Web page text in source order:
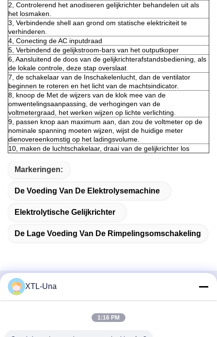
2, Controlerend het anodiseren gelijkrichter behandelen uit als
het losmaken.
3, Verbindende shell aan grond om statische elektriciteit te
verhinderen.
4, Conecting de AC inputdraad
5, Verbindend de gelijkstroom-bars van het outputkoper
6, Aansluitend de doos van de gelijkrichterafstandsbediening, als
de lokale controle, deze stap overslaat
7, de schakelaar van de Inschakelenlucht, dan de ventilator
beginnen te roteren en het licht van de machtsindicator.
8, knoop de Met de wijzers van de klok mee van de
omwentelingsaanpassing, de verhogingen van de
voltmetergraad, het werken wijzen op lichte verlichting.
9, passen knop aan maximum aan, dan zou de voltmeter op de
nominale spanning moeten wijzen, wijst de huidige meter
dienovereenkomstig op het ladingsvolume.
10, maken de luchtschakelaar, draai van de gelijkrichter los
Markeringen:
De Voeding Van De Elektrolysemachine
Elektrolytische Gelijkrichter
De Lage Voeding Van De Rimpelingsomschakeling
Snel contact
XTL-Una
1:16 PM